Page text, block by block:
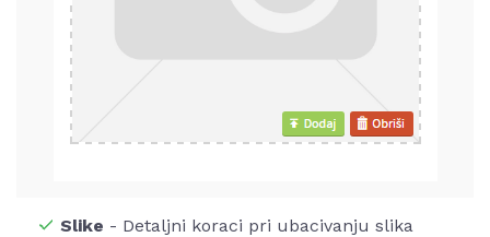
Slike - Detaljni koraci pri ubacivanju slika